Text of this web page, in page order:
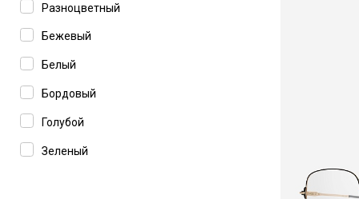
Разноцветный
Бежевый
Белый
Бордовый
Голубой
Зеленый